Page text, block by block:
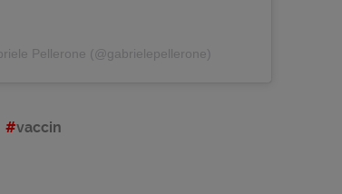
Pellerone (@gabrielepellerone)
vaccin